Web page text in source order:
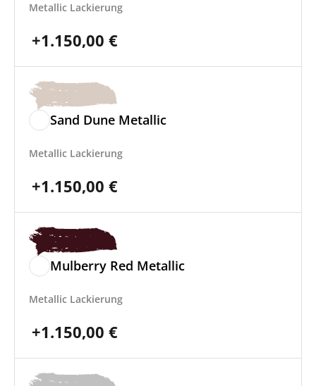
Metallic Lackierung
+1.150,00 €
Sand Dune Metallic
Metallic Lackierung
+1.150,00 €
Mulberry Red Metallic
Metallic Lackierung
+1.150,00 €